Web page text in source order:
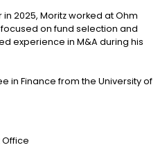
2025, Moritz worked at Ohm
on fund selection and
experience in M&A during his
in Finance from the University of